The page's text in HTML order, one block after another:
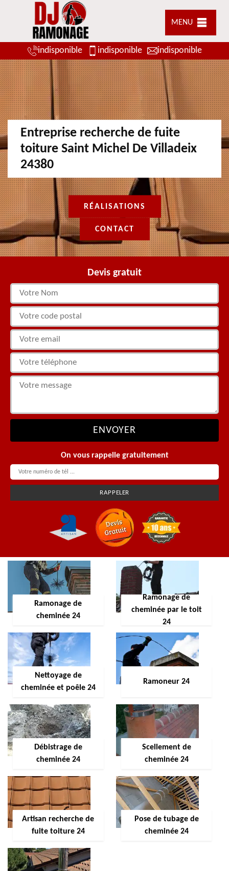
MENU
indisponible indisponible indisponible
Entreprise recherche de fuite
toiture Saint Michel De Villadeix
24380
RÉALISATIONS
CONTACT
Devis gratuit
On vous rappelle gratuitement
Ramonage de
cheminée 24
Ramonage de
cheminée par le toit
24
Nettoyage de
cheminée et poêle 24
Ramoneur 24
Débistrage de
cheminée 24
Scellement de
cheminée 24
Artisan recherche de
fuite toiture 24
Pose de tubage de
cheminée 24